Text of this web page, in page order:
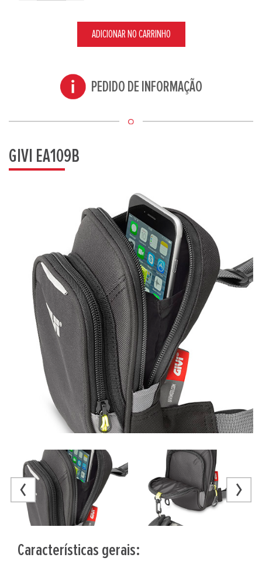
ADICIONAR NO CARRINHO
PEDIDO DE INFORMAÇÃO
GIVI EA109B
Características gerais: